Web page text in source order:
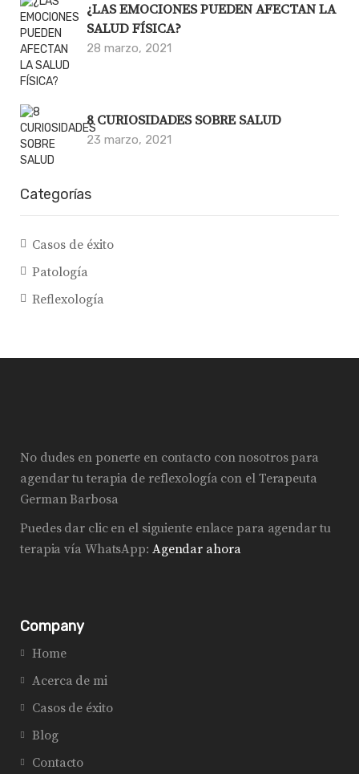
¿LAS EMOCIONES PUEDEN AFECTAN LA
SALUD FÍSICA?
28 marzo, 2021
8 CURIOSIDADES SOBRE SALUD
23 marzo, 2021
Categorías
Casos de éxito
Patología
Reflexología
No dudes en ponerte en contacto con nosotros para
agendar tu terapia de reflexología con el Terapeuta
German Barbosa
Puedes dar clic en el siguiente enlace para agendar tu
terapia vía WhatsApp: Agendar ahora
Company
Home
Acerca de mi
Casos de éxito
Blog
Contacto